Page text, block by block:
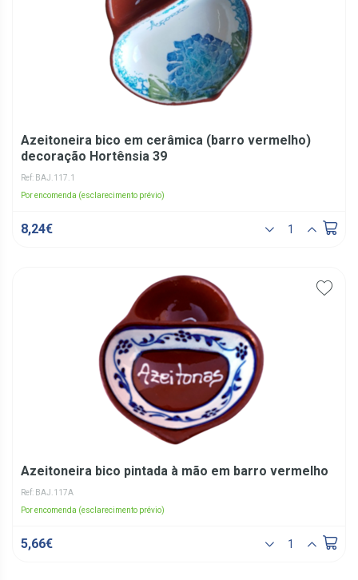
Azeitoneira bico em cerâmica (barro vermelho)
decoração Hortênsia 39
Ref: BAJ.117.1
Por encomenda (esclarecimento prévio)
8,24€
Azeitoneira bico pintada à mão em barro vermelho
Ref: BAJ.117A
Por encomenda (esclarecimento prévio)
5,66€